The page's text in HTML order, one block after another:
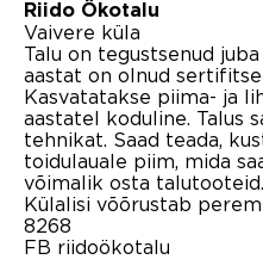
Riido Ökotalu
Vaivere küla
Talu on tegustsenud
aastat on olnud
Kasvatatakse piima- ja
aastatel koduline. Talus
tehnikat. Saad teada,
toidulauale piim, mida
võimalik osta talutooteid.
Külalisi võõrustab
8268
FB riidoökotalu